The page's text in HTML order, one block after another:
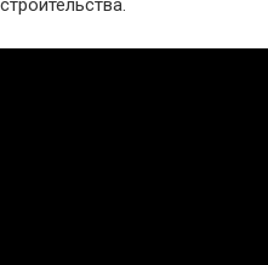
строительства.